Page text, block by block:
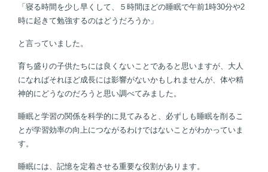
「寝る時間を少し早くして、５時間ほどの睡眠で午前1時30分や2
時に起きて勉強するのはどうだろうか」
と言っていました。
育ち盛りの子供たちには良くないことであると思いますが、大人
になればそれほど成長には影響がないかもしれませんが、体や精
神的にどうなのだろうと思い調べてみました。
睡眠と学習の関係を科学的に見てみると、必ずしも睡眠を削るこ
とが学習効率の向上につながるわけではないことがわかっていま
す。
睡眠には、記憶を定着させる重要な役割があります。